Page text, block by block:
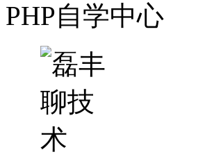
PHP自学中心